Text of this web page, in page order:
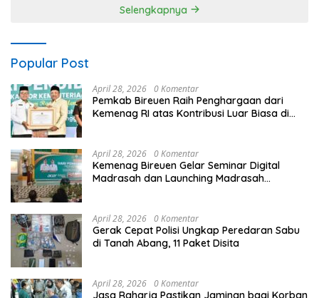
Selengkapnya
Popular Post
April 28, 2026 0 Komentar
Pemkab Bireuen Raih Penghargaan dari
Kemenag RI atas Kontribusi Luar Biasa di
April 28, 2026 0 Komentar
Kemenag Bireuen Gelar Seminar Digital
Madrasah dan Launching Madrasah
April 28, 2026 0 Komentar
Gerak Cepat Polisi Ungkap Peredaran Sabu
di Tanah Abang, 11 Paket Disita
April 28, 2026 0 Komentar
Jasa Raharja Pastikan Jaminan bagi Korban